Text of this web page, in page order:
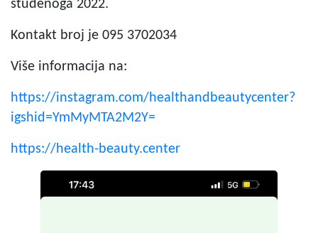
studenoga 2022.
Kontakt broj je 095 3702034
Više informacija na:
https://instagram.com/healthandbeautycenter?
igshid=YmMyMTA2M2Y=
https://health-beauty.center